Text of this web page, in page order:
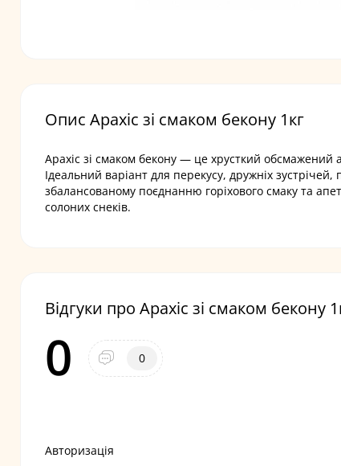
Опис Арахіс зі смаком бекону 1кг
Арахіс зі смаком бекону — це хрусткий обсмажений
Ідеальний варіант для перекусу, дружніх
збалансованому поєднанню горіхового смаку та
солоних снеків.
Відгуки про Арахіс зі смаком бекону
0 0
Авторизація